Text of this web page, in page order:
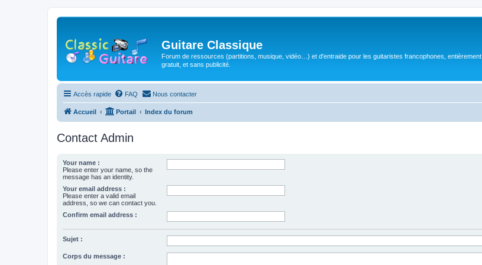
Guitare Classique
Forum de ressources (partitions, musique, vidéo…) et d'entraide pour les guitaristes francophones, entièrement
gratuit, et sans publicité.
Accès rapide FAQ Nous contacter
Accueil Portail Index du forum
Contact Admin
Your name :
Please enter your name, so the
message has an identity.
Your email address :
Please enter a valid email
address, so we can contact you.
Confirm email address :
Sujet :
Corps du message :